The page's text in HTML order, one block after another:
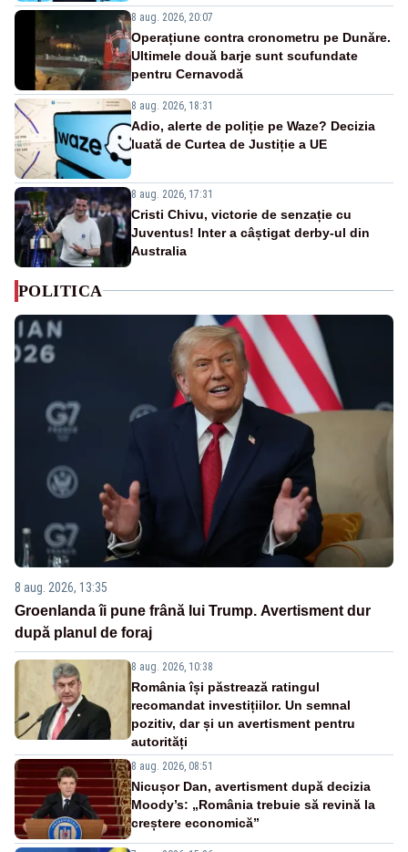
8 aug. 2026, 20:07
Operațiune contra cronometru pe Dunăre.
Ultimele două barje sunt scufundate
pentru Cernavodă
8 aug. 2026, 18:31
Adio, alerte de poliție pe Waze? Decizia
luată de Curtea de Justiție a UE
8 aug. 2026, 17:31
Cristi Chivu, victorie de senzație cu
Juventus! Inter a câștigat derby-ul din
Australia
POLITICA
8 aug. 2026, 13:35
Groenlanda îi pune frână lui Trump. Avertisment dur
după planul de foraj
8 aug. 2026, 10:38
România își păstrează ratingul
recomandat investițiilor. Un semnal
pozitiv, dar și un avertisment pentru
autorități
8 aug. 2026, 08:51
Nicușor Dan, avertisment după decizia
Moody’s: „România trebuie să revină la
creștere economică”